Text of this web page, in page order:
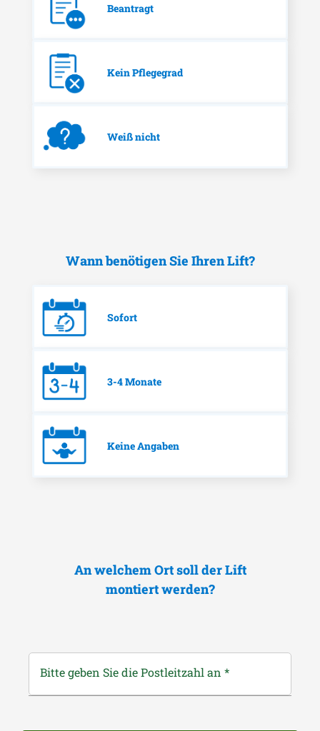
Beantragt
Kein Pflegegrad
Weiß nicht
Wann benötigen Sie Ihren Lift?
Sofort
3-4 Monate
Keine Angaben
An welchem Ort soll der Lift
montiert werden?
Bitte geben Sie die Postleitzahl an *